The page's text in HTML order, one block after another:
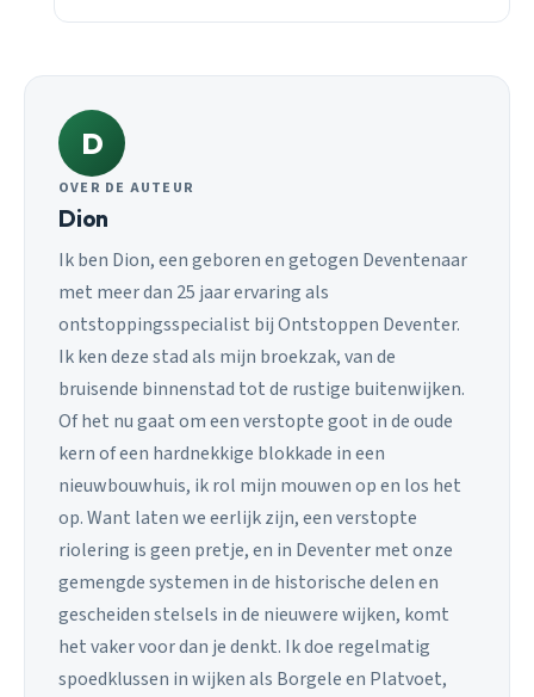
D
OVER DE AUTEUR
Dion
Ik ben Dion, een geboren en getogen Deventenaar
met meer dan 25 jaar ervaring als
ontstoppingsspecialist bij Ontstoppen Deventer.
Ik ken deze stad als mijn broekzak, van de
bruisende binnenstad tot de rustige buitenwijken.
Of het nu gaat om een verstopte goot in de oude
kern of een hardnekkige blokkade in een
nieuwbouwhuis, ik rol mijn mouwen op en los het
op. Want laten we eerlijk zijn, een verstopte
riolering is geen pretje, en in Deventer met onze
gemengde systemen in de historische delen en
gescheiden stelsels in de nieuwere wijken, komt
het vaker voor dan je denkt. Ik doe regelmatig
spoedklussen in wijken als Borgele en Platvoet,